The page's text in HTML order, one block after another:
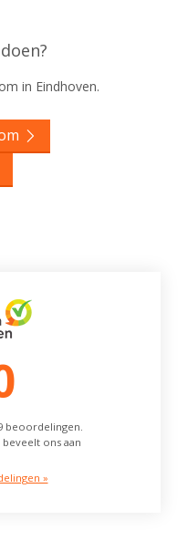
in Eindhoven.
beoordelingen.
ons aan
»